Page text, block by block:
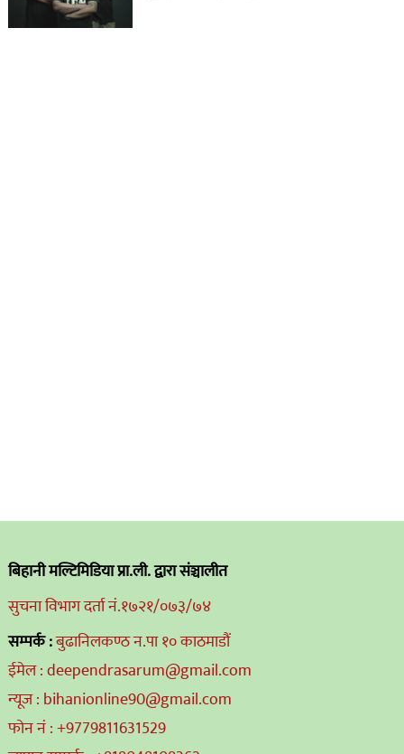
बिहानी मल्टिमिडिया प्रा.ली. द्वारा संञ्चालीत
सुचना विभाग दर्ता नं.१७२१/०७३/७४
सम्पर्क :बुढानिलकण्ठ न.पा १० काठमाडौं
ईमेल : deependrasarum@gmail.com
न्यूज : bihanionline90@gmail.com
फोन नं : +9779811631529